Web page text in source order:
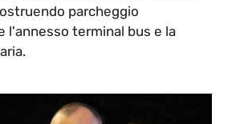
parcheggio
l'annesso terminal bus e la